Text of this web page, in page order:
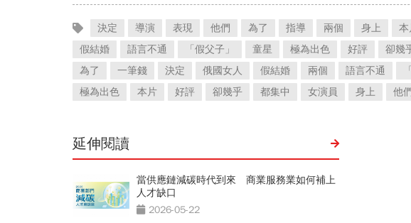
決定 導演 表現 他們 為了 指導 兩個 身上 本
假結婚
語言不通 「假父子」 童星 極為出色 好評 卻幾
為了
一筆錢 決定 俄國女人 假結婚 兩個 語言不通
極為出色
本片 好評 卻幾乎 都集中 女演員 身上 他們
延伸閱讀
當供應鏈減碳時代到來 商業服務業如何補上
人才缺口
2026-05-22